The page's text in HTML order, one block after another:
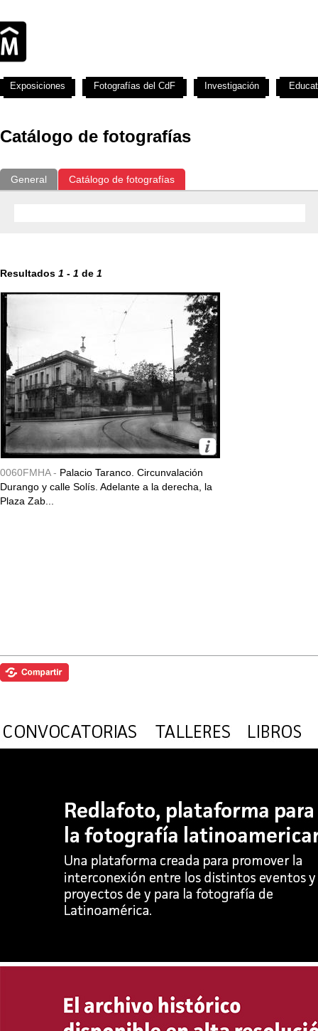
Catálogo de fotografías
General Catálogo de fotografías
Resultados 1 - 1 de 1
0060FMHA - Palacio Taranco. Circunvalación
Durango y calle Solís. Adelante a la derecha, la
Plaza Zab...
Exposiciones Fotografías del CdF Investigación